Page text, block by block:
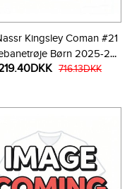
Kingsley Coman #21
Børn 2025-26
(+ Korte bukser)
716.13DKK